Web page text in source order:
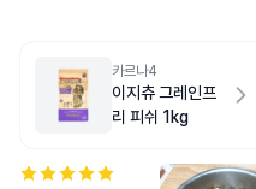
카르나4
이지츄 그레인프
리 피쉬 1kg